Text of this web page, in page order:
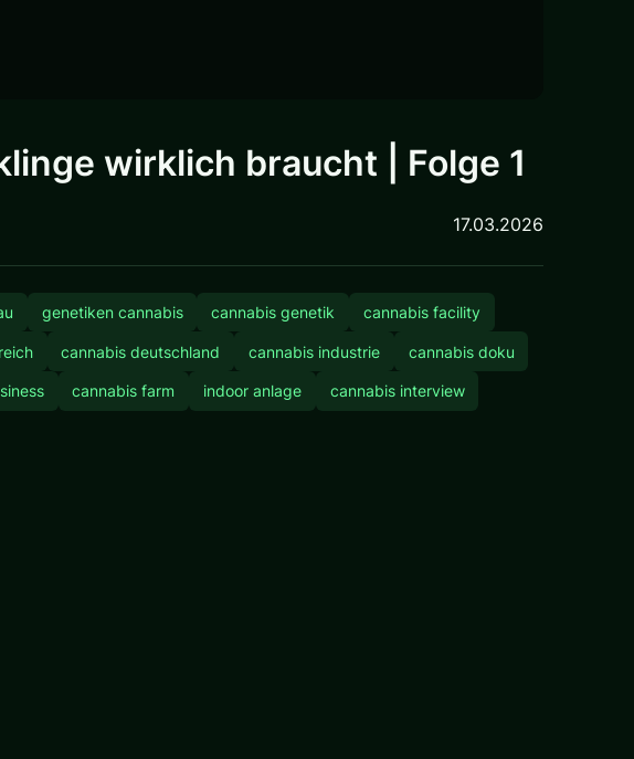
wirklich braucht | Folge 1
17.03.2026
genetiken cannabis cannabis genetik cannabis facility
cannabis deutschland cannabis industrie cannabis doku
cannabis farm indoor anlage cannabis interview